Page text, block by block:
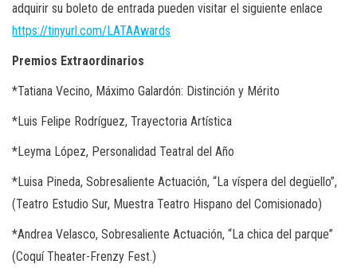
adquirir su boleto de entrada pueden visitar el siguiente enlace
https://tinyurl.com/LATAAwards
Premios Extraordinarios
*Tatiana Vecino, Máximo Galardón: Distinción y Mérito
*Luis Felipe Rodríguez, Trayectoria Artística
*Leyma López, Personalidad Teatral del Año
*Luisa Pineda, Sobresaliente Actuación, “La víspera del degüello”,
(Teatro Estudio Sur, Muestra Teatro Hispano del Comisionado)
*Andrea Velasco, Sobresaliente Actuación, “La chica del parque”
(Coquí Theater-Frenzy Fest.)